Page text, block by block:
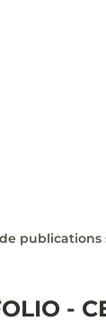
publications
-